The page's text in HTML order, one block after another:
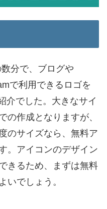
分で、ブログや
で利用できるロゴを
介でした。大きなサイ
の作成となりますが、
のサイズなら、無料ア
。アイコンのデザイン
きるため、まずは無料
いでしょう。